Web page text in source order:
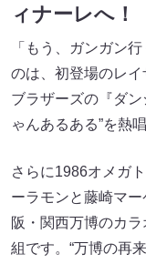
ィナーレへ！
「もう、ガンガン
のは、初登場のレ
ブラザーズの『ダ
ゃんあるある”を熱
さらに1986オメガ
ーラモンと藤崎マ
阪・関西万博のカ
組です。“万博の再